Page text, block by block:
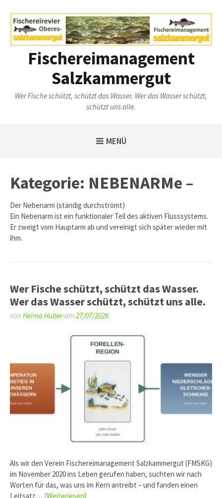
zum
Inhalt
Fischereimanagement
Salzkammergut
Wer Fische schützt, schützt das Wasser. Wer das Wasser schützt,
schützt uns alle.
MENÜ
Kategorie: NEBENARMe –
Der Nebenarm (ständig durchströmt)
Ein Nebenarm ist ein funktionaler Teil des aktiven Flusssystems.
Er zweigt vom Hauptarm ab und vereinigt sich später wieder mit
ihm.
Wer Fische schützt, schützt das Wasser.
Wer das Wasser schützt, schützt uns alle.
von Heimo Huber-am 27/07/2026
Als wir den Verein Fischereimanagement Salzkammergut (FMSKG)
im November 2020 ins Leben gerufen haben, suchten wir nach
Worten für das, was uns im Kern antreibt – und fanden einen
Leitsatz… [Weiterlesen]